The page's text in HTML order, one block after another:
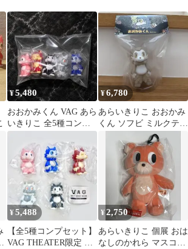
¥5,480
おおかみくん VAG あら
いきりこ 全5種コンプ
¥6,780
あらいきりこ おおかみ
くん ソフビ ミルクティ
¥5,488
【全5種コンプセット】
VAG THEATER限定 お
¥2,750
あらいきりこ 個展 おは
なしのかれら マスコッ